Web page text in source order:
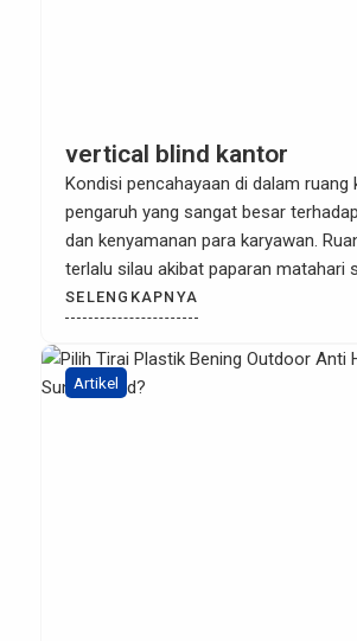
vertical blind kantor
Kondisi pencahayaan di dalam ruang
pengaruh yang sangat besar
dan kenyamanan para karyawan.
terlalu silau akibat paparan matahari
menimbulkan pantulan (glare) pada
komputer, memicu mata cepat lelah,
meningkatkan stres kerja. Sebaliknya,
terlalu gelap juga membuat suasana
SELENGKAPNYA
Artikel